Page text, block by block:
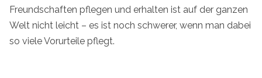
Freundschaften pflegen und erhalten ist auf der ganzen
Welt nicht leicht – es ist noch schwerer, wenn man dabei
so viele Vorurteile pflegt.